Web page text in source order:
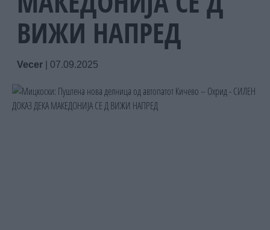
ВИЖИ НАПРЕД
Vecer 07.09.2025